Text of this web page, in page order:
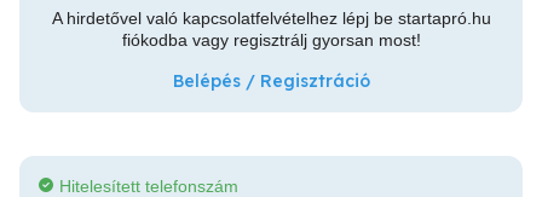
A hirdetővel való kapcsolatfelvételhez lépj be startapró.hu
fiókodba vagy regisztrálj gyorsan most!
Belépés / Regisztráció
Hitelesített telefonszám